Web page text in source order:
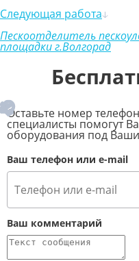
Следующая работа
Пескоотделитель
площадки г.Волгорад
Оставьте номер
специалисты помогут
оборудования под
Ваш телефон или e-mail
Ваш комментарий